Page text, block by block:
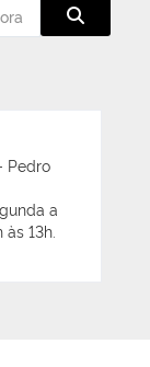
Pedro
a
13h.